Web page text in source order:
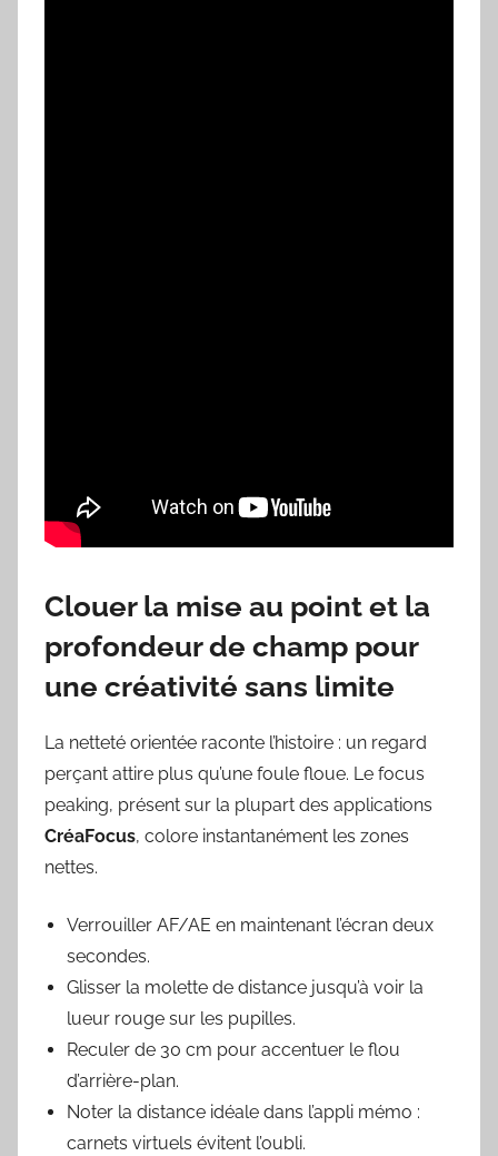
Clouer la mise au point et la
profondeur de champ pour
une créativité sans limite
La netteté orientée raconte l’histoire : un regard
perçant attire plus qu’une foule floue. Le focus
peaking, présent sur la plupart des applications
CréaFocus, colore instantanément les zones
nettes.
Verrouiller AF/AE en maintenant l’écran deux
secondes.
Glisser la molette de distance jusqu’à voir la
lueur rouge sur les pupilles.
Reculer de 30 cm pour accentuer le flou
d’arrière-plan.
Noter la distance idéale dans l’appli mémo :
carnets virtuels évitent l’oubli.